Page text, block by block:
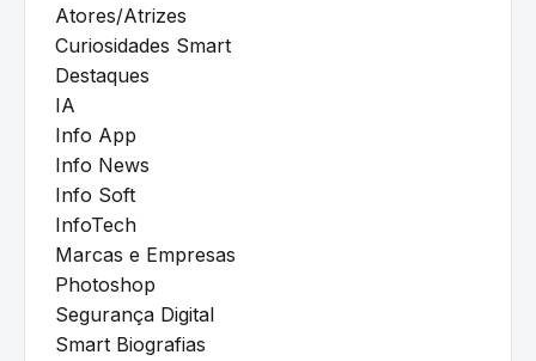
Atores/Atrizes
Curiosidades Smart
Destaques
IA
Info App
Info News
Info Soft
InfoTech
Marcas e Empresas
Photoshop
Segurança Digital
Smart Biografias